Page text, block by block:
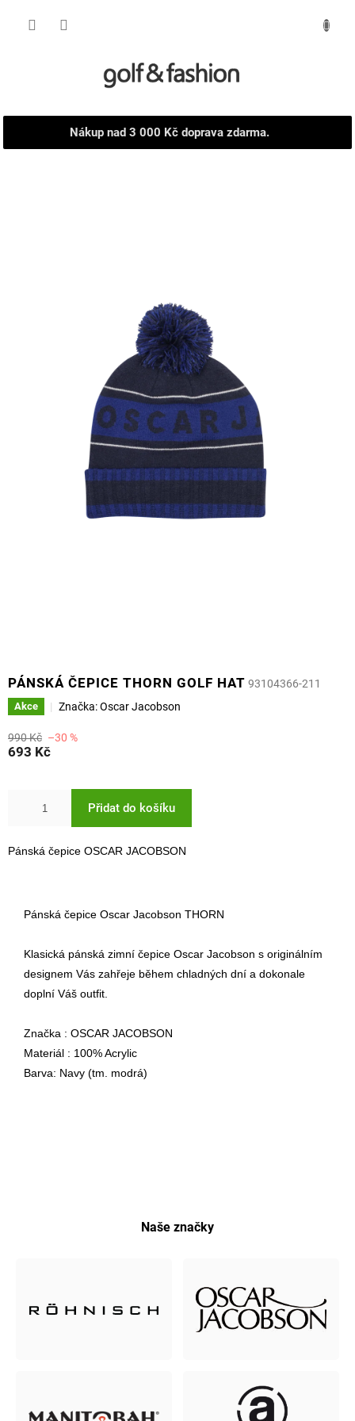
NÁKUPNÍ
Nákup nad 3 000 Kč doprava zdarma.
PÁNSKÁ ČEPICE THORN GOLF HAT 93104366-211
Akce Značka:Oscar Jacobson
990 Kč –30 %
693 Kč
Přidat do košíku
Pánská čepice OSCAR JACOBSON
Pánská čepice Oscar Jacobson THORN
Klasická pánská zimní čepice Oscar Jacobson s originálním
designem Vás zahřeje během chladných dní a dokonale
doplní Váš outfit.
Značka : OSCAR JACOBSON
Materiál : 100% Acrylic
Barva: Navy (tm. modrá)
Naše značky